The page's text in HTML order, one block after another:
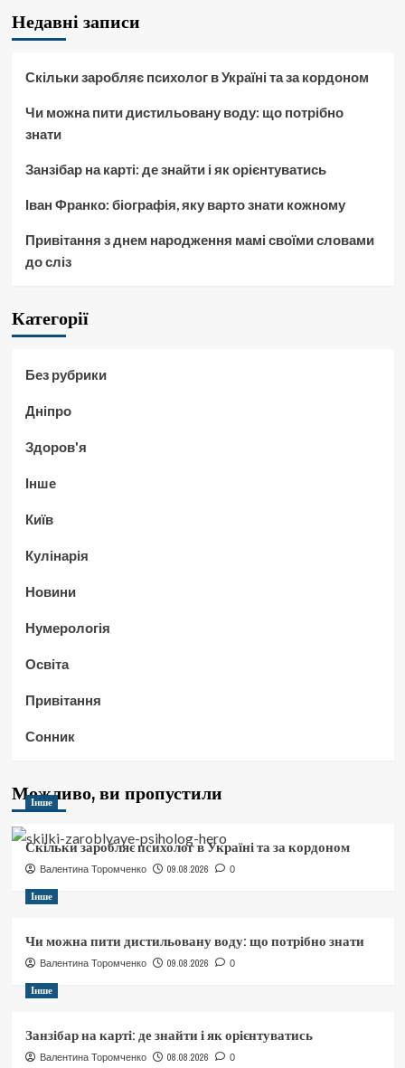
Недавні записи
Скільки заробляє психолог в Україні та за кордоном
Чи можна пити дистильовану воду: що потрібно
знати
Занзібар на карті: де знайти і як орієнтуватись
Іван Франко: біографія, яку варто знати кожному
Привітання з днем народження мамі своїми словами
до сліз
Категорії
Без рубрики
Дніпро
Здоров'я
Інше
Київ
Кулінарія
Новини
Нумерологія
Освіта
Привітання
Сонник
Можливо, ви пропустили
Інше
Скільки заробляє психолог в Україні та за кордоном
Валентина Торомченко 09.08.2026 0
Інше
Чи можна пити дистильовану воду: що потрібно знати
Валентина Торомченко 09.08.2026 0
Інше
Занзібар на карті: де знайти і як орієнтуватись
Валентина Торомченко 08.08.2026 0